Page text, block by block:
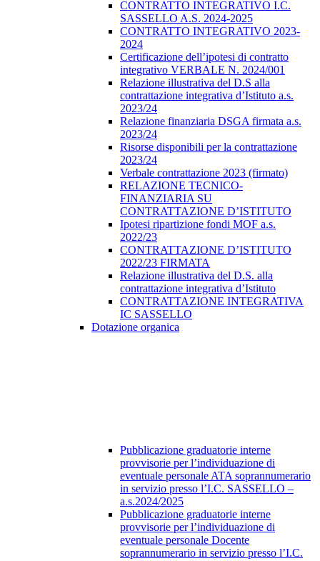
CONTRATTO INTEGRATIVO I.C.
SASSELLO A.S. 2024-2025
CONTRATTO INTEGRATIVO 2023-
2024
Certificazione dell’ipotesi di contratto
integrativo VERBALE N. 2024/001
Relazione illustrativa del D.S alla
contrattazione integrativa d’Istituto a.s.
2023/24
Relazione finanziaria DSGA firmata a.s.
2023/24
Risorse disponibili per la contrattazione
2023/24
Verbale contrattazione 2023 (firmato)
RELAZIONE TECNICO-
FINANZIARIA SU
CONTRATTAZIONE D’ISTITUTO
Ipotesi ripartizione fondi MOF a.s.
2022/23
CONTRATTAZIONE D’ISTITUTO
2022/23 FIRMATA
Relazione illustrativa del D.S. alla
contrattazione integrativa d’Istituto
CONTRATTAZIONE INTEGRATIVA
IC SASSELLO
Dotazione organica
Pubblicazione graduatorie interne
provvisorie per l’individuazione di
eventuale personale ATA soprannumerario
in servizio presso l’I.C. SASSELLO –
a.s.2024/2025
Pubblicazione graduatorie interne
provvisorie per l’individuazione di
eventuale personale Docente
soprannumerario in servizio presso l’I.C.